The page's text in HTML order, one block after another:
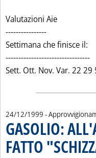
Valutazioni Aie
----------------
Settimana che finisce il:
---------------------------------
Sett. Ott. Nov. Var. 22 29
24/12/1999 -
GASOLIO:
FATTO